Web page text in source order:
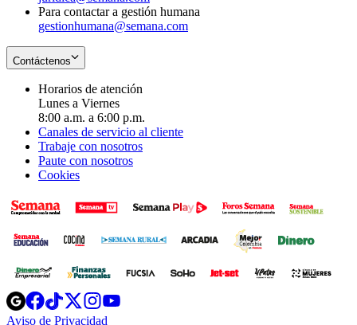
Para contactar a gestión humana
gestionhumana@semana.com
Contáctenos
Horarios de atención
Lunes a Viernes
8:00 a.m. a 6:00 p.m.
Canales de servicio al cliente
Trabaje con nosotros
Paute con nosotros
Cookies
Opens
in
Opens
in
Opens
in
Opens
Aviso de Privacidad